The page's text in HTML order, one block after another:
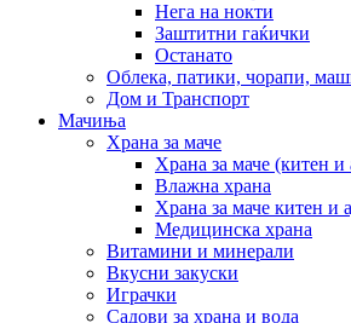
Нега на нокти
Заштитни гаќички
Останато
Облека, патики, чорапи,
Дом и Транспорт
Мачиња
Храна за маче
Храна за маче (китен и
Влажна храна
Храна за маче китен и
Медицинска храна
Витамини и минерали
Вкусни закуски
Играчки
Садови за храна и вода